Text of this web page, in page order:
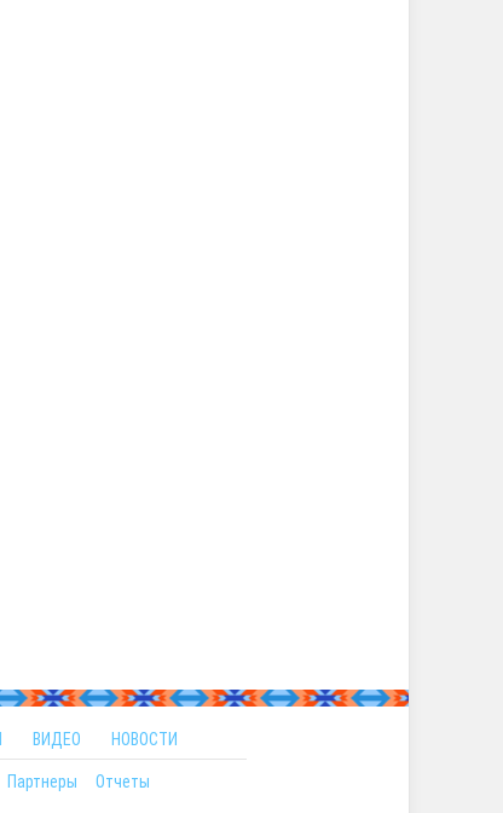
ВИДЕО НОВОСТИ
Партнеры Отчеты